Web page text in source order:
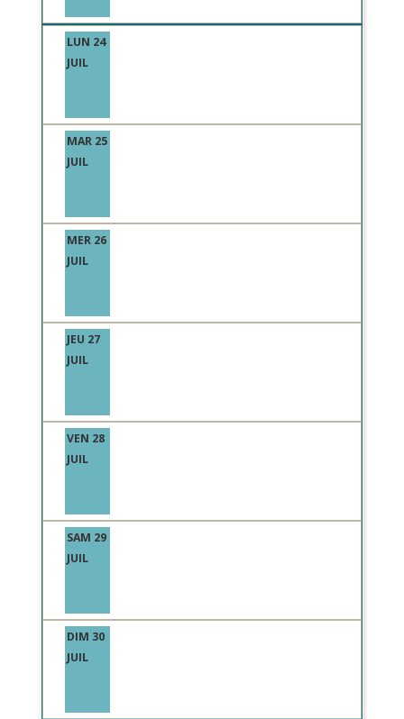
LUN 24
JUIL
MAR 25
JUIL
MER 26
JUIL
JEU 27
JUIL
VEN 28
JUIL
SAM 29
JUIL
DIM 30
JUIL